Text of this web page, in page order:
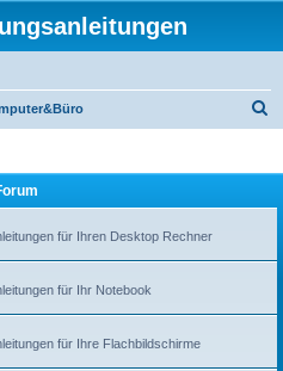
für Ihren Desktop Rechner
für Ihr Notebook
für Ihre Flachbildschirme